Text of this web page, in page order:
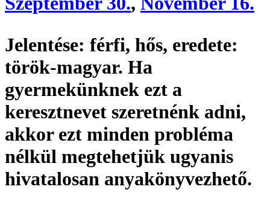
Jelentése: férfi, hős, eredete:
török-magyar. Ha
gyermekünknek ezt a
keresztnevet szeretnénk adni,
akkor ezt minden probléma
nélkül megtehetjük ugyanis
hivatalosan anyakönyvezhető.